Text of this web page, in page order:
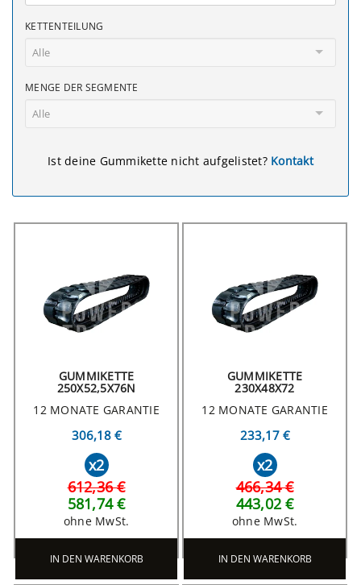
KETTENTEILUNG
Alle
MENGE DER SEGMENTE
Alle
Ist deine Gummikette nicht aufgelistet? Kontakt
GUMMIKETTE
250X52,5X76N
12 MONATE GARANTIE
306,18 €
x2
612,36 €
581,74 €
ohne MwSt.
IN DEN WARENKORB
GUMMIKETTE
230X48X72
12 MONATE GARANTIE
233,17 €
x2
466,34 €
443,02 €
ohne MwSt.
IN DEN WARENKORB